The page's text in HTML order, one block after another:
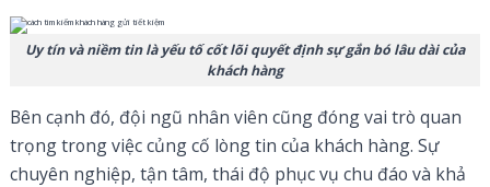
Uy tín và niềm tin là yếu tố cốt lõi quyết định sự gắn bó lâu dài của
khách hàng
Bên cạnh đó, đội ngũ nhân viên cũng đóng vai trò quan
trọng trong việc củng cố lòng tin của khách hàng. Sự
chuyên nghiệp, tận tâm, thái độ phục vụ chu đáo và khả